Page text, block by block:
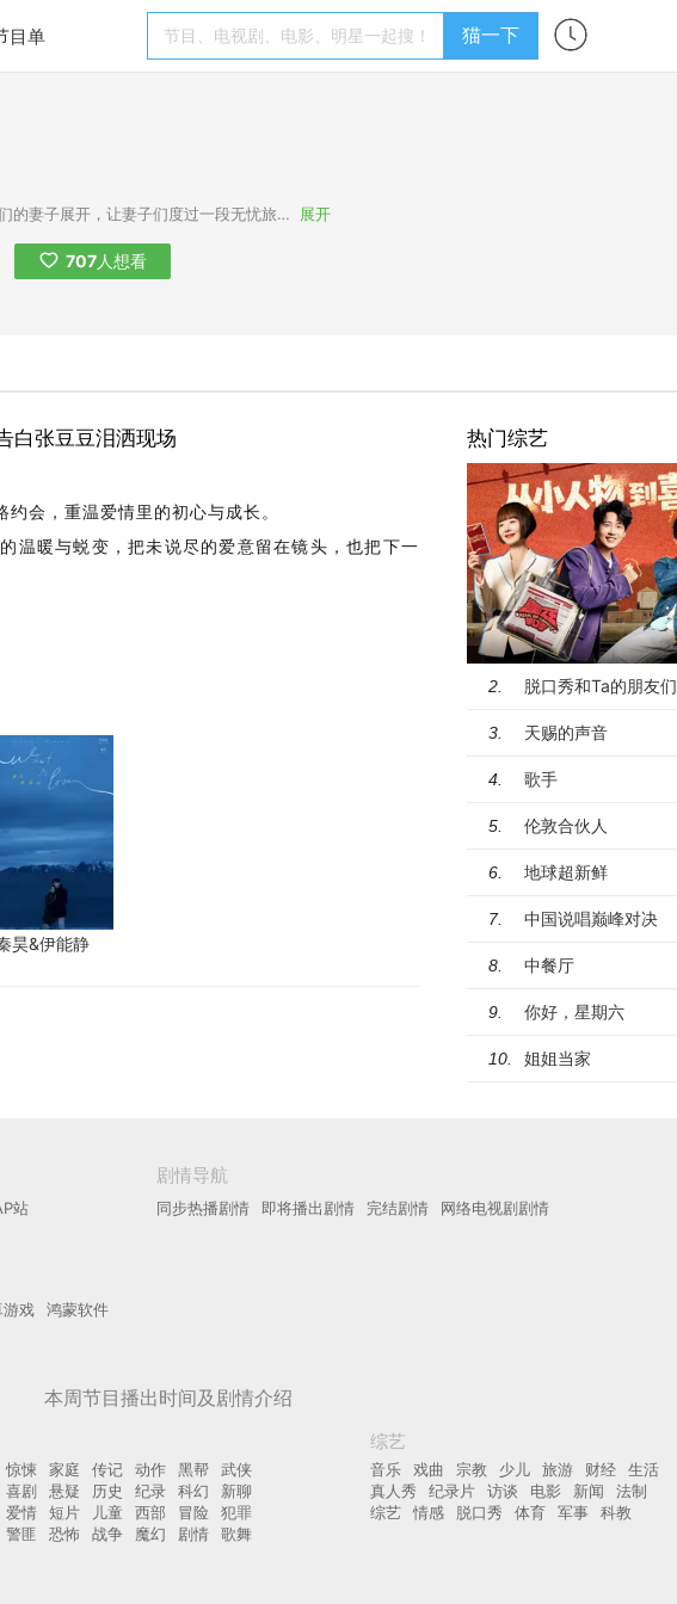
目单 猫一下
《妻子的浪漫旅行》节目围绕四位男嘉宾他们的妻子展开，让妻子们度过一段无忧旅行，同时让四位丈夫在棚内观看，使夫妻间相互理解治愈。
展开
707人想看
白张豆豆泪洒现场
会，重温爱情里的初心与成长。
温暖与蜕变，把未说尽的爱意留在镜头，也把下一
昊&伊能静
热门综艺
2.
脱口秀和Ta的朋友们
3. 天赐的声音
4. 歌手
5. 伦敦合伙人
6. 地球超新鲜
7. 中国说唱巅峰对决
8. 中餐厅
9. 你好，星期六
10. 姐姐当家
站
剧情导航
同步热播剧情 即将播出剧情 完结剧情 网络电视剧剧情
游戏
鸿蒙软件
本周节目播出时间及剧情介绍
惊悚 家庭 传记 动作 黑帮
武侠
喜剧 悬疑 历史 纪录 科幻
新聊
爱情 短片 儿童 西部 冒险
犯罪
警匪 恐怖 战争 魔幻 剧情 歌舞
综艺
音乐 戏曲 宗教 少儿 旅游 财经
生活
真人秀
纪录片 访谈 电影 新闻
法制
综艺
情感 脱口秀 体育 军事 科教